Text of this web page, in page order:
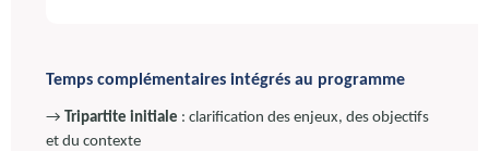
Temps complémentaires intégrés au programme
→ Tripartite initiale : clarification des enjeux, des objectifs
et du contexte